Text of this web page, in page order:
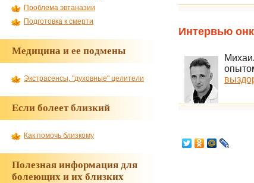
Интервью
Проблема эвтаназии
Подготовка к смерти
Медицина и ее подмены
Экстрасенсы, "духовные" целители
Если болеет близкий
Как помочь близкому
Полезная информация для
болеющих и их близких